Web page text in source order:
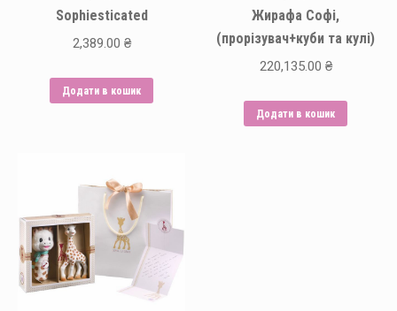
Sophiesticated
2,389.00 ₴
Додати в кошик
Жирафа Софі,
(прорізувач+куби та кулі)
220,135.00 ₴
Додати в кошик